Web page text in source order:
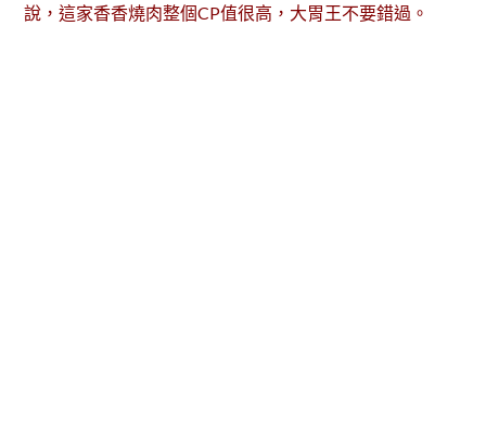
說，這家香香燒肉整個CP值很高，大胃王不要錯過。